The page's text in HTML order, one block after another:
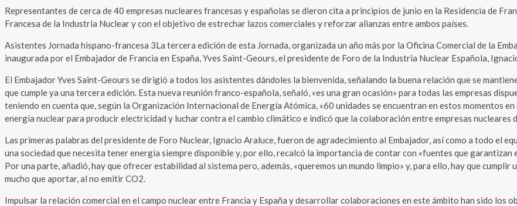
Representantes de cerca de 40 empresas nucleares francesas y españolas se dieron cita a principios de junio en la Residencia de
Francesa de la Industria Nuclear y con el objetivo de estrechar lazos comerciales y reforzar alianzas entre ambos países.
Asistentes Jornada hispano-francesa 3La tercera edición de esta Jornada, organizada un año más por la Oficina Comercial de la
inaugurada por el Embajador de Francia en España, Yves Saint-Geours, el presidente de Foro de la Industria Nuclear Española,
El Embajador Yves Saint-Geours se dirigió a todos los asistentes dándoles la bienvenida, señalando la buena relación que se
que cumple ya una tercera edición. Esta nueva reunión franco-española, señaló, «es una gran ocasión» para todas las empresas
teniendo en cuenta que, según la Organización Internacional de Energía Atómica, «60 unidades se encuentran en estos momentos
energía nuclear para producir electricidad y luchar contra el cambio climático e indicó que la colaboración entre empresas nucleares
Las primeras palabras del presidente de Foro Nuclear, Ignacio Araluce, fueron de agradecimiento al Embajador, así como a todo el
una sociedad que necesita tener energía siempre disponible y, por ello, recalcó la importancia de contar con «fuentes que
Por una parte, añadió, hay que ofrecer estabilidad al sistema pero, además, «queremos un mundo limpio» y, para ello, hay que
mucho que aportar, al no emitir CO2.
Impulsar la relación comercial en el campo nuclear entre Francia y España y desarrollar colaboraciones en este ámbito han sido los